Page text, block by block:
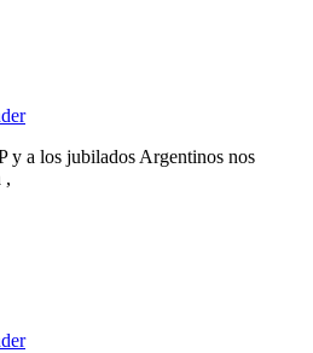
y a los jubilados Argentinos nos
,